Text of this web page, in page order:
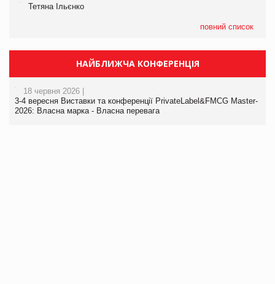
Тетяна Ільєнко
повний список
НАЙБЛИЖЧА КОНФЕРЕНЦІЯ
18 червня 2026 |
3-4 вересня Виставки та конференції PrivateLabel&FMCG Master-
2026: Власна марка - Власна перевага